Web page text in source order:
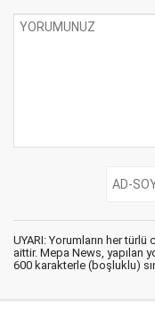
UYARI: Yorumların her
aittir. Mepa News, yapılan
600 karakterle (boşluklu)